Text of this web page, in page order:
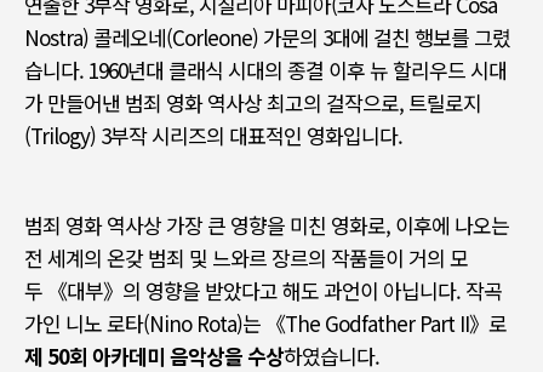
Nostra) 콜레오네(Corleone) 가문의 3대에 걸친 행보를 그렸
습니다. 1960년대 클래식 시대의 종결 이후 뉴 할리우드 시대
가 만들어낸 범죄 영화 역사상 최고의 걸작으로, 트릴로지
(Trilogy) 3부작 시리즈의 대표적인 영화입니다.
범죄 영화 역사상 가장 큰 영향을 미친 영화로, 이후에 나오는
전 세계의 온갖 범죄 및 느와르 장르의 작품들이 거의 모
두 《대부》 의 영향을 받았다고 해도 과언이 아닙니다. 작곡
가인 니노 로타(Nino Rota)는 《The Godfather Part II》 로
제 50회 아카데미 음악상을 수상하였습니다.